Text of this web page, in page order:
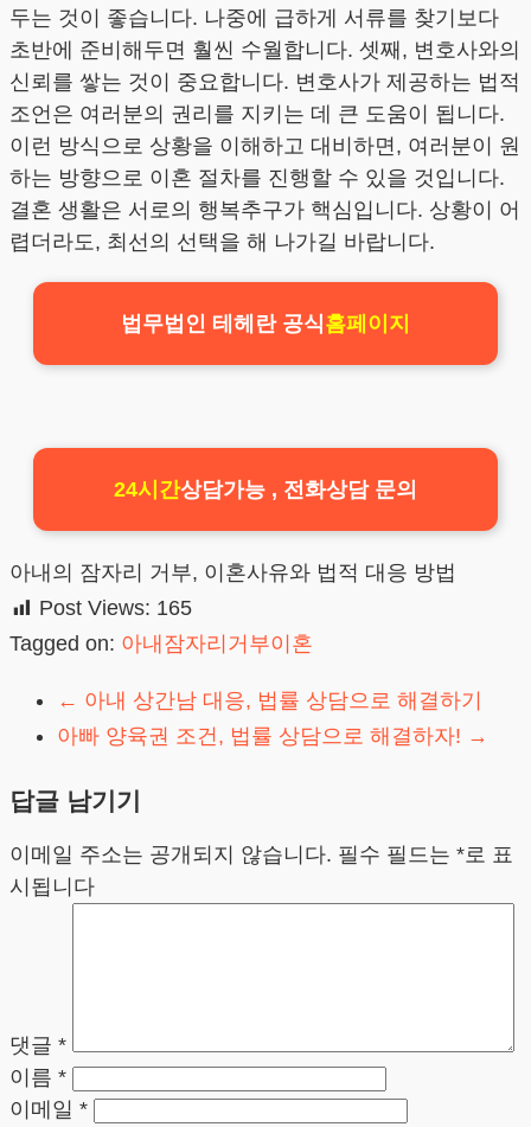
두는 것이 좋습니다. 나중에 급하게 서류를 찾기보다
초반에 준비해두면 훨씬 수월합니다. 셋째, 변호사와의
신뢰를 쌓는 것이 중요합니다. 변호사가 제공하는 법적
조언은 여러분의 권리를 지키는 데 큰 도움이 됩니다.
이런 방식으로 상황을 이해하고 대비하면, 여러분이 원
하는 방향으로 이혼 절차를 진행할 수 있을 것입니다.
결혼 생활은 서로의 행복추구가 핵심입니다. 상황이 어
렵더라도, 최선의 선택을 해 나가길 바랍니다.
법무법인 테헤란 공식홈페이지
24시간상담가능 , 전화상담 문의
아내의 잠자리 거부, 이혼사유와 법적 대응 방법
Post Views: 165
Tagged on: 아내잠자리거부이혼
← 아내 상간남 대응, 법률 상담으로 해결하기
아빠 양육권 조건, 법률 상담으로 해결하자! →
답글 남기기
이메일 주소는 공개되지 않습니다. 필수 필드는 *로 표
시됩니다
댓글 *
이름 *
이메일 *